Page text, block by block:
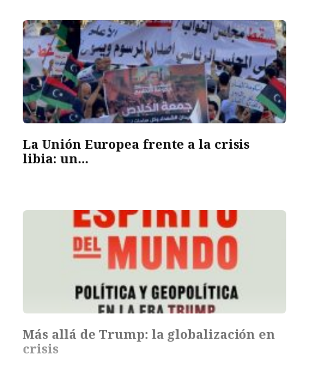
La Unión Europea frente a la crisis
libia: un…
Más allá de Trump: la globalización en
crisis